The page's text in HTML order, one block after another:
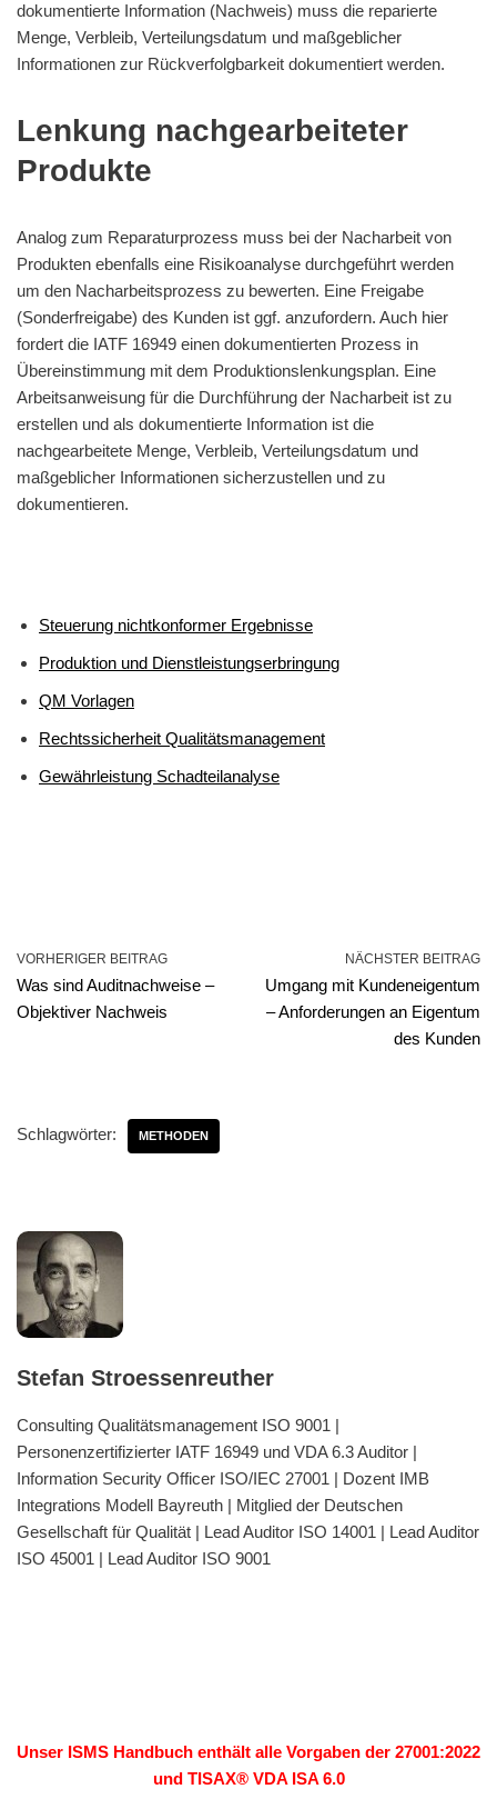
dokumentierte Information (Nachweis) muss die reparierte
Menge, Verbleib, Verteilungsdatum und maßgeblicher
Informationen zur Rückverfolgbarkeit dokumentiert werden.
Lenkung nachgearbeiteter
Produkte
Analog zum Reparaturprozess muss bei der Nacharbeit von
Produkten ebenfalls eine Risikoanalyse durchgeführt werden
um den Nacharbeitsprozess zu bewerten. Eine Freigabe
(Sonderfreigabe) des Kunden ist ggf. anzufordern. Auch hier
fordert die IATF 16949 einen dokumentierten Prozess in
Übereinstimmung mit dem Produktionslenkungsplan. Eine
Arbeitsanweisung für die Durchführung der Nacharbeit ist zu
erstellen und als dokumentierte Information ist die
nachgearbeitete Menge, Verbleib, Verteilungsdatum und
maßgeblicher Informationen sicherzustellen und zu
dokumentieren.
Steuerung nichtkonformer Ergebnisse
Produktion und Dienstleistungserbringung
QM Vorlagen
Rechtssicherheit Qualitätsmanagement
Gewährleistung Schadteilanalyse
VORHERIGER BEITRAG
Was sind Auditnachweise –
Objektiver Nachweis
NÄCHSTER BEITRAG
Umgang mit Kundeneigentum
– Anforderungen an Eigentum
des Kunden
Schlagwörter: METHODEN
Stefan Stroessenreuther
Consulting Qualitätsmanagement ISO 9001 |
Personenzertifizierter IATF 16949 und VDA 6.3 Auditor |
Information Security Officer ISO/IEC 27001 | Dozent IMB
Integrations Modell Bayreuth | Mitglied der Deutschen
Gesellschaft für Qualität | Lead Auditor ISO 14001 | Lead Auditor
ISO 45001 | Lead Auditor ISO 9001
Unser ISMS Handbuch enthält alle Vorgaben der 27001:2022
und TISAX® VDA ISA 6.0